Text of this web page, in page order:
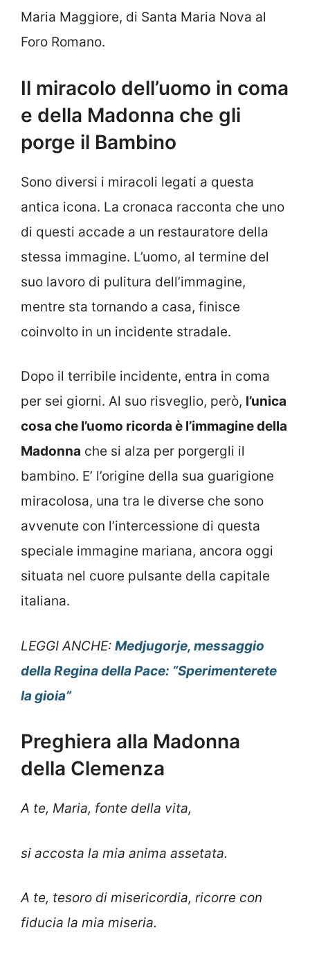
Maria Maggiore, di Santa Maria Nova al
Foro Romano.
Il miracolo dell’uomo in coma
e della Madonna che gli
porge il Bambino
Sono diversi i miracoli legati a questa
antica icona. La cronaca racconta che uno
di questi accade a un restauratore della
stessa immagine. L’uomo, al termine del
suo lavoro di pulitura dell’immagine,
mentre sta tornando a casa, finisce
coinvolto in un incidente stradale.
Dopo il terribile incidente, entra in coma
per sei giorni. Al suo risveglio, però, l’unica
cosa che l’uomo ricorda è l’immagine della
Madonna che si alza per porgergli il
bambino. E’ l’origine della sua guarigione
miracolosa, una tra le diverse che sono
avvenute con l’intercessione di questa
speciale immagine mariana, ancora oggi
situata nel cuore pulsante della capitale
italiana.
LEGGI ANCHE: Medjugorje, messaggio
della Regina della Pace: “Sperimenterete
la gioia”
Preghiera alla Madonna
della Clemenza
A te, Maria, fonte della vita,
si accosta la mia anima assetata.
A te, tesoro di misericordia, ricorre con
fiducia la mia miseria.